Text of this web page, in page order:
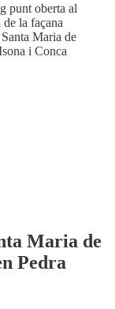
punt oberta al
la façana
Maria de
i Conca
Maria de
Pedra